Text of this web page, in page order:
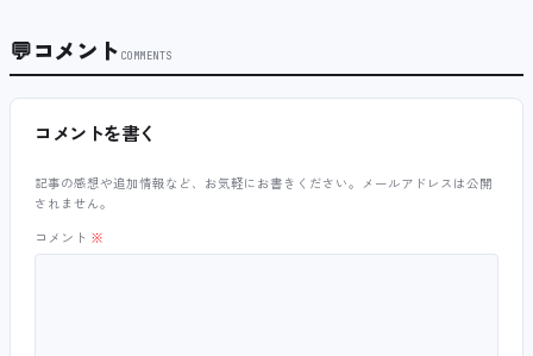
💬コメント COMMENTS
コメントを書く
記事の感想や追加情報など、お気軽にお書きください。メールアドレスは公開
されません。
コメント ※